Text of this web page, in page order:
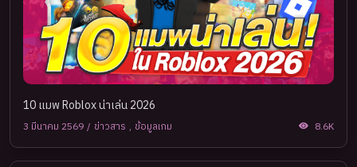
10 แมพ Roblox น่าเล่น 2026
3 มีนาคม 2569 / ข่าวสาร , ข้อมูลเกม 8.6K